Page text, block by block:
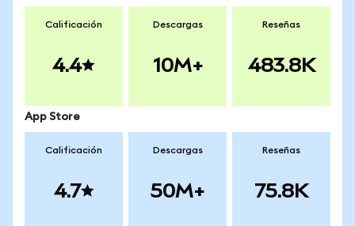
Calificación
4.4
Descargas
10M+
Reseñas
483.8K
App Store
Calificación
4.7
Descargas
50M+
Reseñas
75.8K